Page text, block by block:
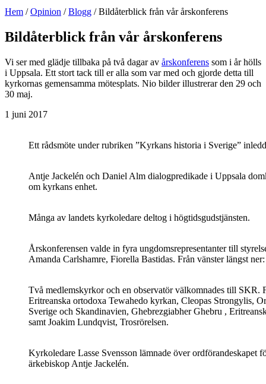
Hem /Opinion /Blogg /Bildåterblick från vår årskonferens
Bildåterblick från vår årskonferens
Vi ser med glädje tillbaka på två dagar av årskonferens som i år hölls
i Uppsala. Ett stort tack till er alla som var med och gjorde detta till
kyrkornas gemensamma mötesplats. Nio bilder illustrerar den 29 och
30 maj.
1 juni 2017
Ett rådsmöte under rubriken ”Kyrkans historia i Sverige”
Antje Jackelén och Daniel Alm dialogpredikade i Uppsala
om kyrkans enhet.
Många av landets kyrkoledare deltog i högtidsgudstjänsten.
Årskonferensen valde in fyra ungdomsrepresentanter till
Amanda Carlshamre, Fiorella Bastidas. Från vänster längst
Två medlemskyrkor och en observatör välkomnades till SKR.
Eritreanska ortodoxa Tewahedo kyrkan, Cleopas Strongylis,
Sverige och Skandinavien, Ghebrezgiabher Ghebru ,
samt Joakim Lundqvist, Trosrörelsen.
Kyrkoledare Lasse Svensson lämnade över ordförandeskapet
ärkebiskop Antje Jackelén.